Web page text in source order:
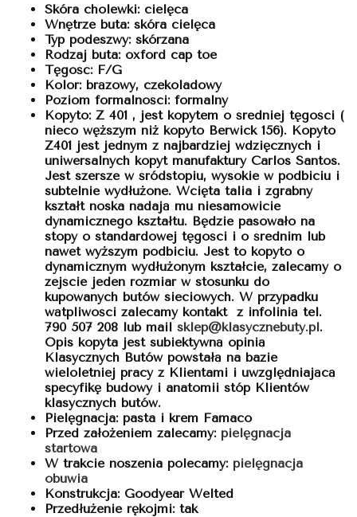
Skóra cholewki: cielęca
Wnętrze buta: skóra cielęca
Typ podeszwy: skórzana
Rodzaj buta: oxford cap toe
Tęgość: F/G
Kolor: brązowy, czekoladowy
Poziom formalności: formalny
Kopyto: Z 401 , jest kopytem o średniej tęgości (
nieco węższym niż kopyto Berwick 156). Kopyto
Z401 jest jednym z najbardziej wdzięcznych i
uniwersalnych kopyt manufaktury Carlos Santos.
Jest szersze w śródstopiu, wysokie w podbiciu i
subtelnie wydłużone. Wcięta talia i zgrabny
kształt noska nadają mu niesamowicie
dynamicznego kształtu. Będzie pasowało na
stopy o standardowej tęgości i o średnim lub
nawet wyższym podbiciu. Jest to kopyto o
dynamicznym wydłużonym kształcie, zalecamy o
zejście jeden rozmiar w stosunku do
kupowanych butów sieciowych. W przypadku
wątpliwości zalecamy kontakt z infolinią tel.
790 507 208 lub mail sklep@klasycznebuty.pl.
Opis kopyta jest subiektywną opinią
Klasycznych Butów powstałą na bazie
wieloletniej pracy z Klientami i uwzględniającą
specyfikę budowy i anatomii stóp Klientów
klasycznych butów.
Pielęgnacja: pasta i krem Famaco
Przed założeniem zalecamy: pielęgnacja
startowa
W trakcie noszenia polecamy: pielęgnacja
obuwia
Konstrukcja: Goodyear Welted
Przedłużenie rękojmi: tak